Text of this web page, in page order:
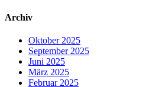
Archiv
Oktober 2025
September 2025
Juni 2025
März 2025
Februar 2025